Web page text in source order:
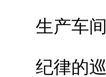
生产车
纪律的